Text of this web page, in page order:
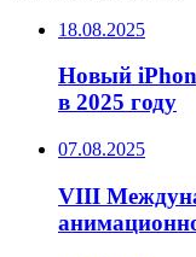
18.08.2025
Новый
в 2025 году
07.08.2025
VIII